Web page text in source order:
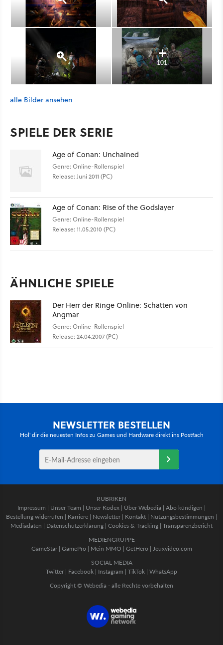
101
alle Bilder ansehen
SPIELE DER SERIE
Age of Conan: Unchained
Genre: Online-Rollenspiel
Release: Juni 2011 (PC)
Age of Conan: Rise of the Godslayer
Genre: Online-Rollenspiel
Release: 11.05.2010 (PC)
ÄHNLICHE SPIELE
Der Herr der Ringe Online: Schatten von
Angmar
Genre: Online-Rollenspiel
Release: 24.04.2007 (PC)
NEWSLETTER BESTELLEN
Hol' dir die neuesten Infos zu Games und Hardware direkt ins Postfach
RUBRIKEN
Impressum | Unser Team | Unser Kodex | Über Webedia | Abo kündigen |
Bestellung widerrufen | Karriere | Newsletter | Kontakt | Nutzungsbestimmungen |
Mediadaten | Datenschutzerklärung | Cookies & Tracking | Transparenzbericht
MEDIENGRUPPE
GameStar| GamePro | Mein MMO | GetHero | Jeuxvideo.com
SOCIAL MEDIA
Twitter | Facebook | Instagram | TikTok | WhatsApp
Copyright © Webedia - alle Rechte vorbehalten